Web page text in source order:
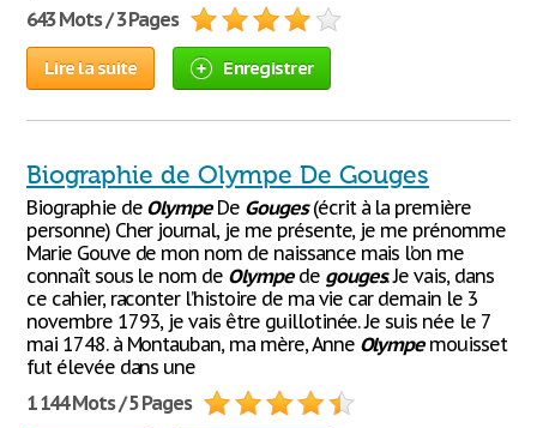
643 Mots / 3 Pages
Lire la suite Enregistrer
Biographie de Olympe De Gouges
Biographie de OlympeDe Gouges(écrit à la première
personne) Cher journal, je me présente, je me prénomme
Marie Gouve de mon nom de naissance mais l’on me
connaît sous le nom de Olympede gouges. Je vais, dans
ce cahier, raconter l’histoire de ma vie car demain le 3
novembre 1793, je vais être guillotinée. Je suis née le 7
mai 1748. à Montauban, ma mère, Anne Olympemouisset
fut élevée dans une
1 144 Mots / 5 Pages